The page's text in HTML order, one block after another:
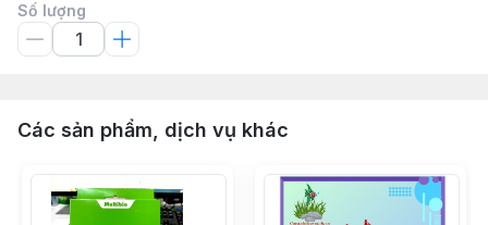
Số lượng
Các sản phẩm, dịch vụ khác